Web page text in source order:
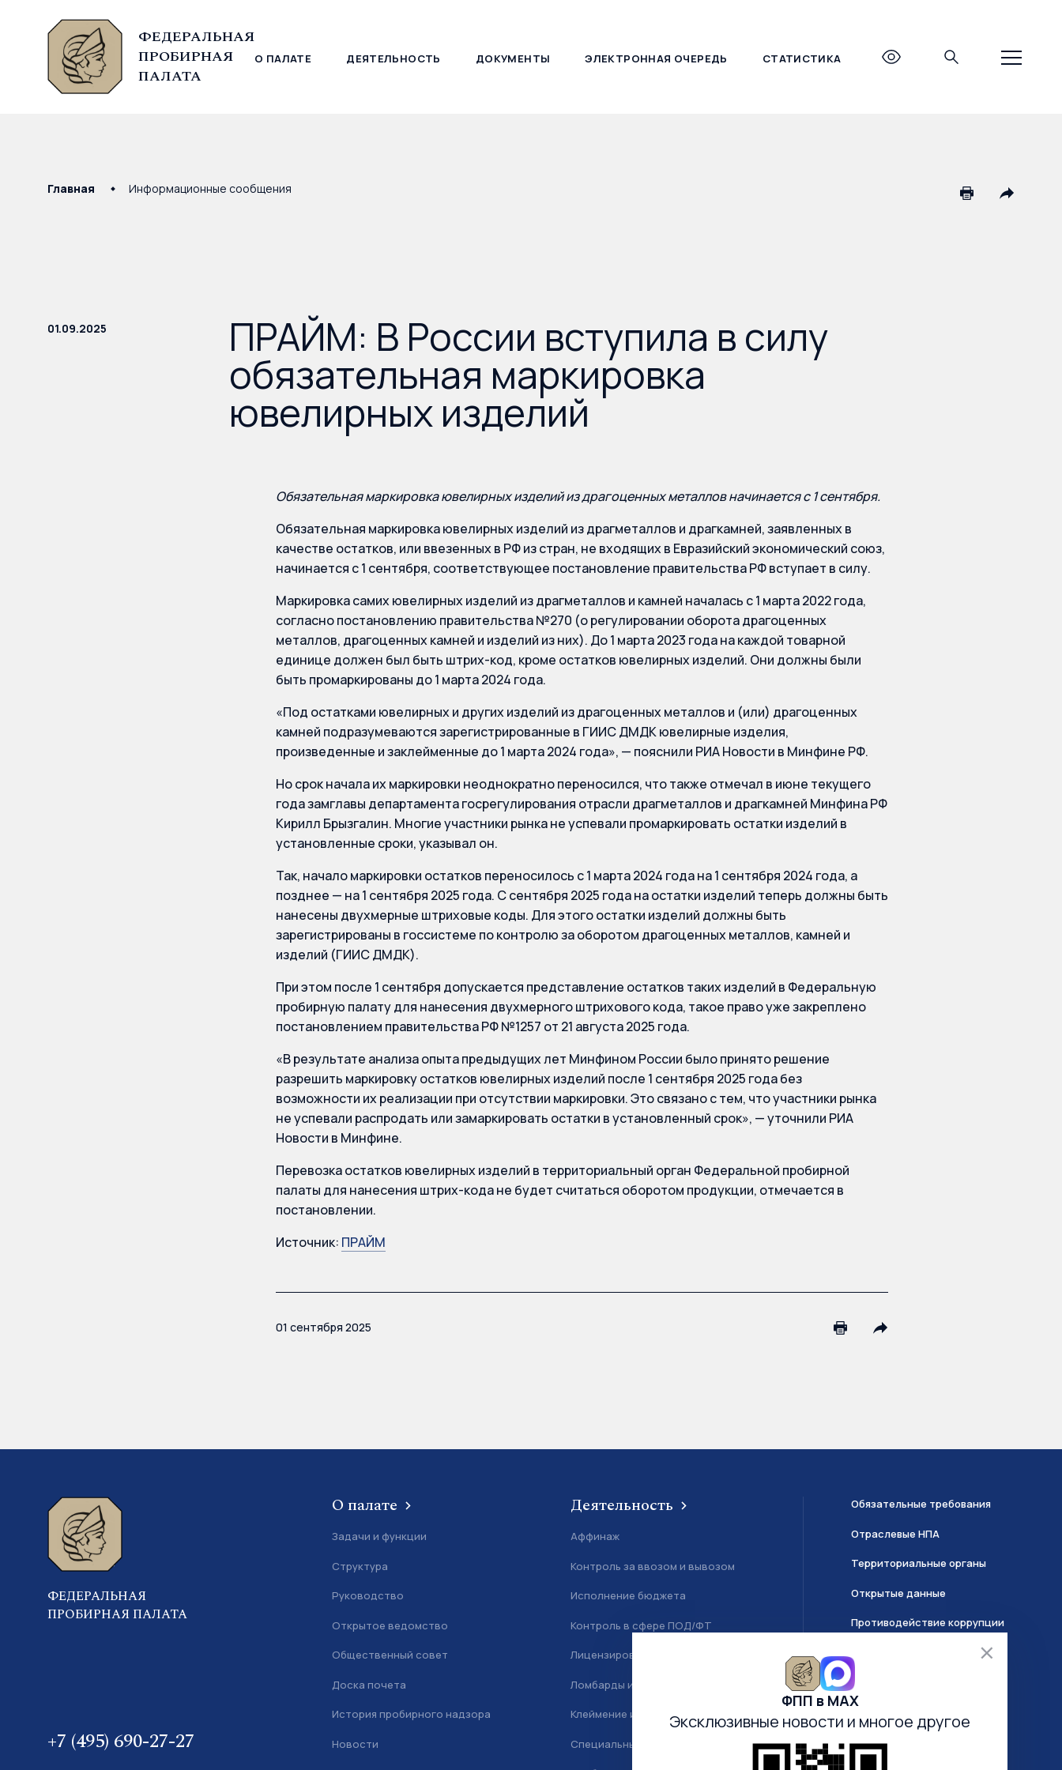
ФЕДЕРАЛЬНАЯ
ПРОБИРНАЯ
ПАЛАТА
О ПАЛАТЕ ДЕЯТЕЛЬНОСТЬ ДОКУМЕНТЫ ЭЛЕКТРОННАЯ ОЧЕРЕДЬ СТАТИСТИКА
© Федеральная пробирная палата, 2026 +7 (495) 690-27-27
Главная Информационные сообщения
01.09.2025 ПРАЙМ: В России вступила в силу
обязательная маркировка
ювелирных изделий
Обязательная маркировка ювелирных изделий из драгоценных металлов начинается с 1 сентября.
Обязательная маркировка ювелирных изделий из драгметаллов и драгкамней, заявленных в
качестве остатков, или ввезенных в РФ из стран, не входящих в Евразийский экономический союз,
начинается с 1 сентября, соответствующее постановление правительства РФ вступает в силу.
Маркировка самих ювелирных изделий из драгметаллов и камней началась с 1 марта 2022 года,
согласно постановлению правительства №270 (о регулировании оборота драгоценных
металлов, драгоценных камней и изделий из них). До 1 марта 2023 года на каждой товарной
единице должен был быть штрих-код, кроме остатков ювелирных изделий. Они должны были
быть промаркированы до 1 марта 2024 года.
«Под остатками ювелирных и других изделий из драгоценных металлов и (или) драгоценных
камней подразумеваются зарегистрированные в ГИИС ДМДК ювелирные изделия,
произведенные и заклейменные до 1 марта 2024 года», — пояснили РИА Новости в Минфине РФ.
Но срок начала их маркировки неоднократно переносился, что также отмечал в июне текущего
года замглавы департамента госрегулирования отрасли драгметаллов и драгкамней Минфина РФ
Кирилл Брызгалин. Многие участники рынка не успевали промаркировать остатки изделий в
установленные сроки, указывал он.
Так, начало маркировки остатков переносилось с 1 марта 2024 года на 1 сентября 2024 года, а
позднее — на 1 сентября 2025 года. С сентября 2025 года на остатки изделий теперь должны быть
нанесены двухмерные штриховые коды. Для этого остатки изделий должны быть
зарегистрированы в госсистеме по контролю за оборотом драгоценных металлов, камней и
изделий (ГИИС ДМДК).
При этом после 1 сентября допускается представление остатков таких изделий в Федеральную
пробирную палату для нанесения двухмерного штрихового кода, такое право уже закреплено
постановлением правительства РФ №1257 от 21 августа 2025 года.
«В результате анализа опыта предыдущих лет Минфином России было принято решение
разрешить маркировку остатков ювелирных изделий после 1 сентября 2025 года без
возможности их реализации при отсутствии маркировки. Это связано с тем, что участники рынка
не успевали распродать или замаркировать остатки в установленный срок», — уточнили РИА
Новости в Минфине.
Перевозка остатков ювелирных изделий в территориальный орган Федеральной пробирной
палаты для нанесения штрих-кода не будет считаться оборотом продукции, отмечается в
постановлении.
Источник: ПРАЙМ
01 сентября 2025
ФЕДЕРАЛЬНАЯ
ПРОБИРНАЯ ПАЛАТА
+7 (495) 690-27-27
О палате
Задачи и функции
Структура
Руководство
Открытое ведомство
Общественный совет
Доска почета
История пробирного надзора
Новости
Деятельность
Аффинаж
Контроль за ввозом и вывозом
Исполнение бюджета
Контроль в сфере ПОД/ФТ
Лицензирование
Ломбарды и скупка
Клеймение и маркировка
Специальный учет
Обязательные требования
Отраслевые НПА
Территориальные органы
Открытые данные
Противодействие коррупции
О системе ГИИС ДМДК
Анкетирование
ФПП в МАХ
Эксклюзивные новости и многое другое